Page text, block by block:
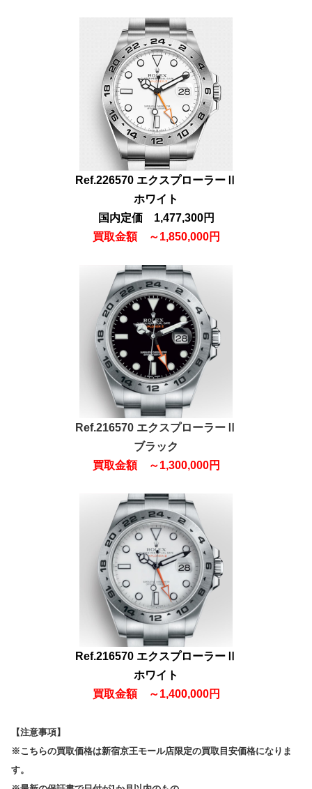
Ref.226570 エクスプローラーⅡ
ホワイト
国内定価 1,477,300円
買取金額
～1,850,000円
Ref.216570 エクスプローラーⅡ
ブラック
買取金額
～1,300,000円
Ref.216570 エクスプローラーⅡ
ホワイト
買取金額
～1,400,000円
【注意事項】
※こちらの買取価格は新宿京王モール店限定の買取目安価格になりま
す。